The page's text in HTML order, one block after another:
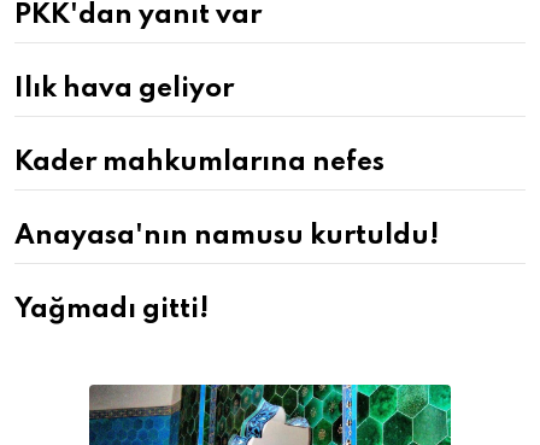
PKK'dan yanıt var
Ilık hava geliyor
Kader mahkumlarına nefes
Anayasa'nın namusu kurtuldu!
Yağmadı gitti!